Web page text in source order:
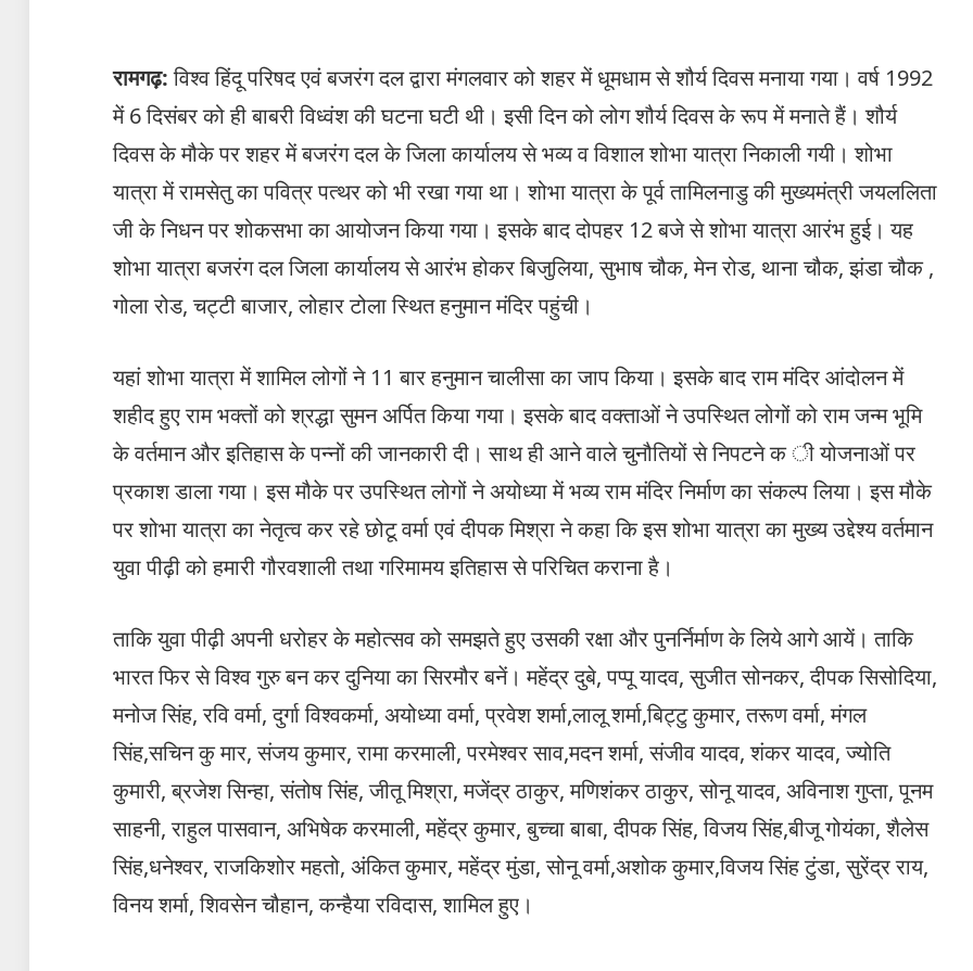
रामगढ़:विश्व हिंदू परिषद एवं बजरंग दल द्वारा मंगलवार को शहर में धूमधाम से शौर्य दिवस मनाया गया। वर्ष 1992
में 6 दिसंबर को ही बाबरी विध्वंश की घटना घटी थी। इसी दिन को लोग शौर्य दिवस के रूप में मनाते हैं। शौर्य
दिवस के मौके पर शहर में बजरंग दल के जिला कार्यालय से भव्य व विशाल शोभा यात्रा निकाली गयी। शोभा
यात्रा में रामसेतु का पवित्र पत्थर को भी रखा गया था। शोभा यात्रा के पूर्व तामिलनाडु की मुख्यमंत्री जयललिता
जी के निधन पर शोकसभा का आयोजन किया गया। इसके बाद दोपहर 12 बजे से शोभा यात्रा आरंभ हुई। यह
शोभा यात्रा बजरंग दल जिला कार्यालय से आरंभ होकर बिजुलिया, सुभाष चौक, मेन रोड, थाना चौक, झंडा चौक ,
गोला रोड, चट्टी बाजार, लोहार टोला स्थित हनुमान मंदिर पहुंची।
यहां शोभा यात्रा में शामिल लोगों ने 11 बार हनुमान चालीसा का जाप किया। इसके बाद राम मंदिर आंदोलन में
शहीद हुए राम भक्तों को श्रद्धा सुमन अर्पित किया गया। इसके बाद वक्ताओं ने उपस्थित लोगों को राम जन्म भूमि
के वर्तमान और इतिहास के पन्नों की जानकारी दी। साथ ही आने वाले चुनौतियों से निपटने क ी योजनाओं पर
प्रकाश डाला गया। इस मौके पर उपस्थित लोगों ने अयोध्या में भव्य राम मंदिर निर्माण का संकल्प लिया। इस मौके
पर शोभा यात्रा का नेतृत्व कर रहे छोटू वर्मा एवं दीपक मिश्रा ने कहा कि इस शोभा यात्रा का मुख्य उद्देश्य वर्तमान
युवा पीढ़ी को हमारी गौरवशाली तथा गरिमामय इतिहास से परिचित कराना है।
ताकि युवा पीढ़ी अपनी धरोहर के महोत्सव को समझते हुए उसकी रक्षा और पुनर्निर्माण के लिये आगे आयें। ताकि
भारत फिर से विश्व गुरु बन कर दुनिया का सिरमौर बनें। महेंद्र दुबे, पप्पू यादव, सुजीत सोनकर, दीपक सिसोदिया,
मनोज सिंह, रवि वर्मा, दुर्गा विश्वकर्मा, अयोध्या वर्मा, प्रवेश शर्मा,लालू शर्मा,बिट्टु कुमार, तरूण वर्मा, मंगल
सिंह,सचिन कु मार, संजय कुमार, रामा करमाली, परमेश्वर साव,मदन शर्मा, संजीव यादव, शंकर यादव, ज्योति
कुमारी, ब्रजेश सिन्हा, संतोष सिंह, जीतू मिश्रा, मजेंद्र ठाकुर, मणिशंकर ठाकुर, सोनू यादव, अविनाश गुप्ता, पूनम
साहनी, राहुल पासवान, अभिषेक करमाली, महेंद्र कुमार, बुच्चा बाबा, दीपक सिंह, विजय सिंह,बीजू गोयंका, शैलेस
सिंह,धनेश्वर, राजकिशोर महतो, अंकित कुमार, महेंद्र मुंडा, सोनू वर्मा,अशोक कुमार,विजय सिंह टुंडा, सुरेंद्र राय,
विनय शर्मा, शिवसेन चौहान, कन्हैया रविदास, शामिल हुए।